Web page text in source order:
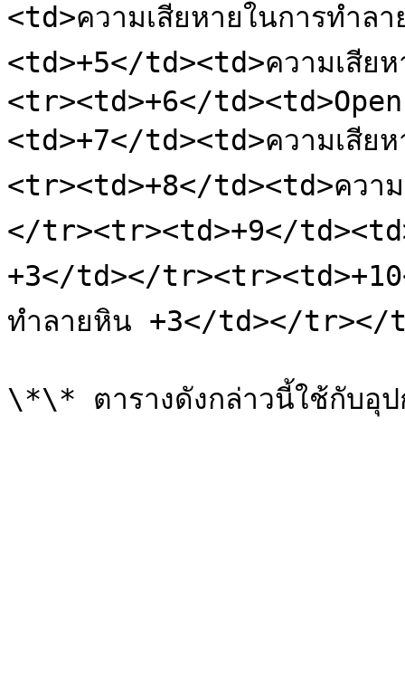
<td>ความเสียหายในการทำ
<td>+5</td><td>ความเสีย
<tr><td>+6</
<td>+7</td><td>ความเสีย
<tr><td>+8</td><td>ความ
</tr><tr><td>+9</td><td>
+3</td></
ทำลายหิน +3</td></tr></